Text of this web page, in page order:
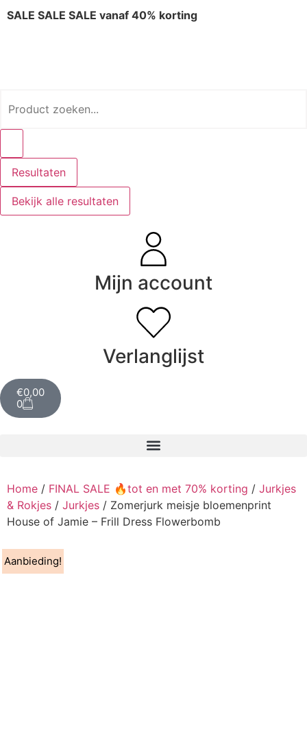
SALE SALE SALE vanaf 40% korting
Resultaten
Bekijk alle resultaten
Mijn account
Verlanglijst
€0,00
0
Home / FINAL SALE 🔥tot en met 70% korting / Jurkjes
& Rokjes / Jurkjes / Zomerjurk meisje bloemenprint
House of Jamie – Frill Dress Flowerbomb
Aanbieding!